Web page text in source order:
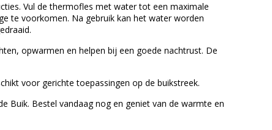
Vul de thermofles met water tot een maximale
te voorkomen. Na gebruik kan het water worden
opwarmen en helpen bij een goede nachtrust. De
voor gerichte toepassingen op de buikstreek.
Buik. Bestel vandaag nog en geniet van de warmte en